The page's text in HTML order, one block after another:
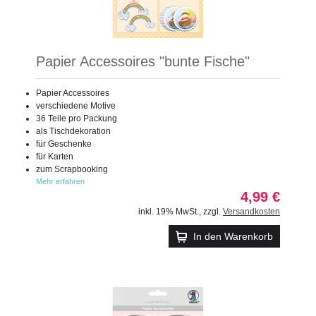
Papier Accessoires "bunte Fische"
Papier Accessoires
verschiedene Motive
36 Teile pro Packung
als Tischdekoration
für Geschenke
für Karten
zum Scrapbooking
Mehr erfahren
4,99 €
inkl. 19% MwSt. zzgl. Versandkosten
In den Warenkorb